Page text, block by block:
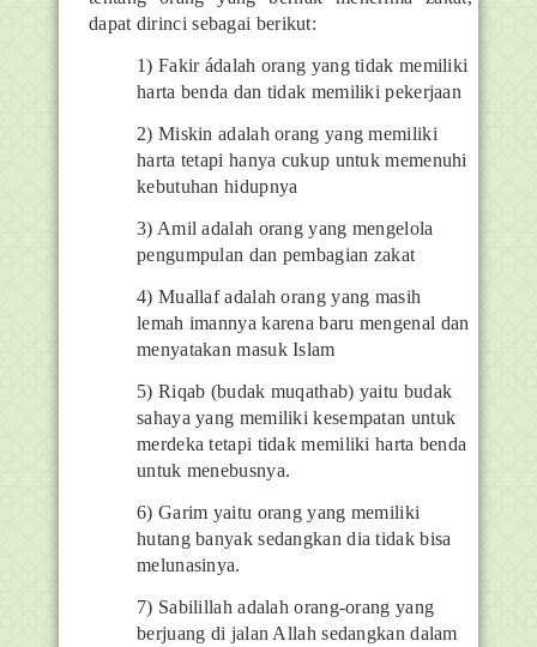
dapat dirinci sebagai berikut:
1) Fakir ádalah orang yang tidak memiliki
harta benda dan tidak memiliki pekerjaan
2) Miskin adalah orang yang memiliki
harta tetapi hanya cukup untuk memenuhi
kebutuhan hidupnya
3) Amil adalah orang yang mengelola
pengumpulan dan pembagian zakat
4) Muallaf adalah orang yang masih
lemah imannya karena baru mengenal dan
menyatakan masuk Islam
5) Riqab (budak muqathab) yaitu budak
sahaya yang memiliki kesempatan untuk
merdeka tetapi tidak memiliki harta benda
untuk menebusnya.
6) Garim yaitu orang yang memiliki
hutang banyak sedangkan dia tidak bisa
melunasinya.
7) Sabilillah adalah orang-orang yang
berjuang di jalan Allah sedangkan dalam